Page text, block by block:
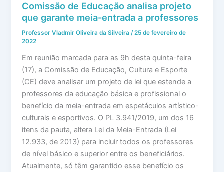
Comissão de Educação analisa projeto
que garante meia-entrada a professores
Professor Vladmir Oliveira da Silveira/25 de fevereiro de
2022
Em reunião marcada para as 9h desta quinta-feira
(17), a Comissão de Educação, Cultura e Esporte
(CE) deve analisar um projeto de lei que estende a
professores da educação básica e profissional o
benefício da meia-entrada em espetáculos artístico-
culturais e esportivos. O PL 3.941/2019, um dos 16
itens da pauta, altera Lei da Meia-Entrada (Lei
12.933, de 2013) para incluir todos os professores
de nível básico e superior entre os beneficiários.
Atualmente, só têm garantido esse benefício os